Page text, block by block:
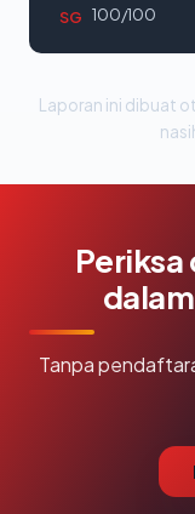
SG 100/100
Laporan ini dibuat
Tanpa